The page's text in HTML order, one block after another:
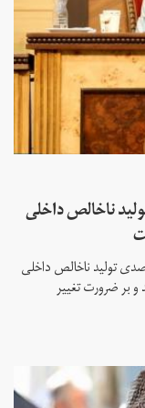
سقوط ۵۷ درصدی تولید ناخالص داخلی
شافعی، رییس اتاق بازرگانی، سقوط ۵۷ درصدی تولید ناخالص داخلی
بر ضرورت تغییر